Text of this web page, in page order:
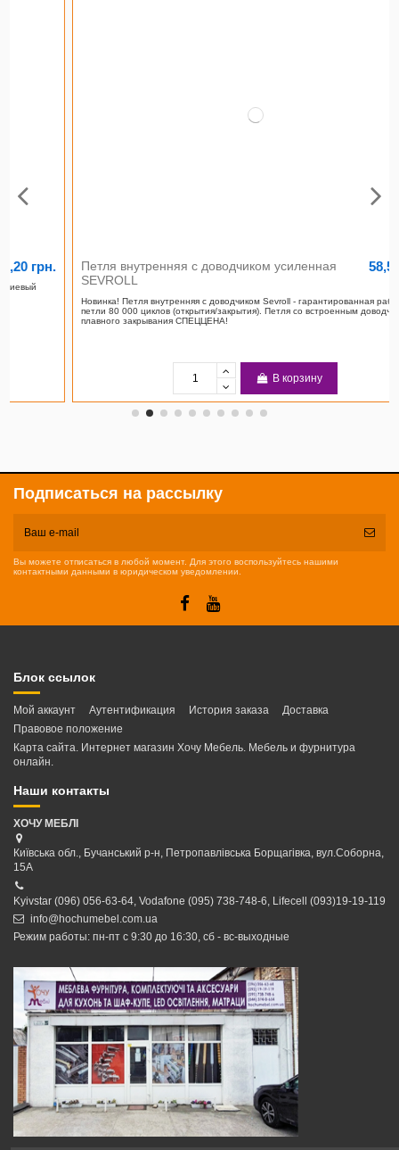
Петля внутренняя с доводчиком усиленная
SEVROLL
58,50 грн.
Новинка! Петля внутренняя с доводчиком Sevroll - гарантированная работа
петли 80 000 циклов (открытия/закрытия). Петля со встроенным доводчиком для
плавного закрывания СПЕЦЦЕНА!
В корзину
Подписаться на рассылку
Вы можете отписаться в любой момент. Для этого воспользуйтесь нашими
контактными данными в юридическом уведомлении.
Блок ссылок
Мой аккаунт Аутентификация История заказа
Доставка
Правовое положение
Карта сайта. Интернет магазин Хочу Мебель. Мебель и фурнитура
онлайн.
Наши контакты
ХОЧУ МЕБЛІ
Київська обл., Бучанський р-н, Петропавлівська Борщагівка, вул.Соборна,
15А
Kyivstar (096) 056-63-64, Vodafone (095) 738-748-6, Lifecell (093)19-19-119
info@hochumebel.com.ua
Режим работы: пн-пт с 9:30 до 16:30, сб - вс-выходные